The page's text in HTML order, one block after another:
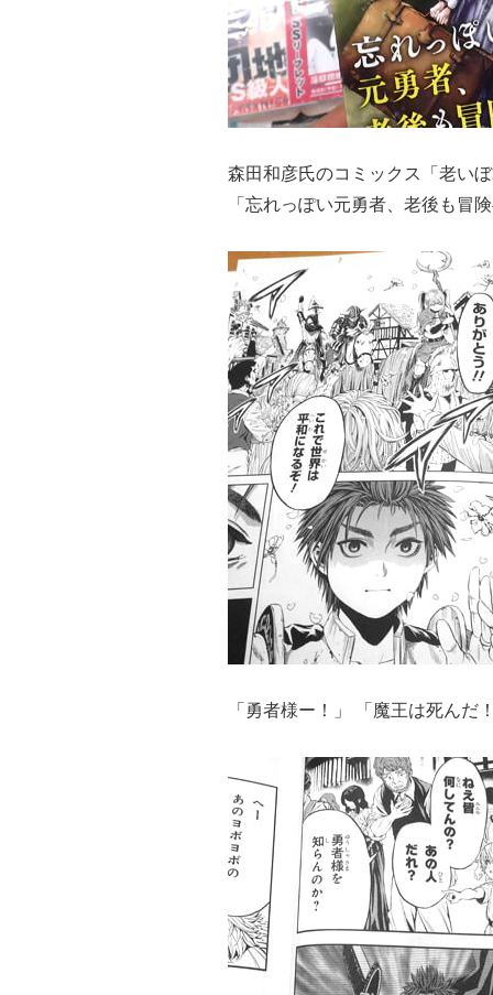
森田和彦氏のコミックス「老い
「忘れっぽい元勇者、老後も冒
「勇者様ー！」 「魔王は死んだ